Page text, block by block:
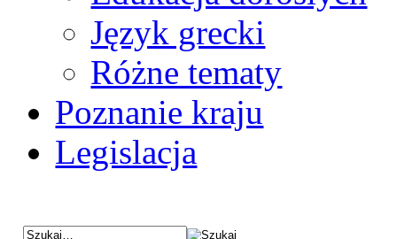
Język grecki
Różne tematy
Poznanie kraju
Legislacja